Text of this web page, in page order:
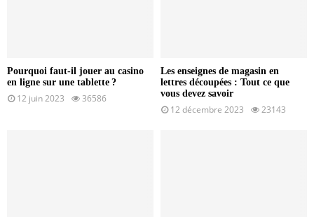
Pourquoi faut-il jouer au casino
en ligne sur une tablette ?
12 juin 2023 36586
Les enseignes de magasin en
lettres découpées : Tout ce que
vous devez savoir
12 décembre 2023 23143